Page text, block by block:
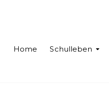
Home Schulleben